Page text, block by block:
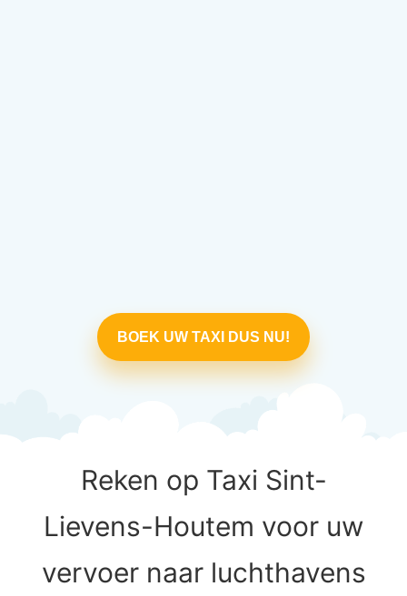
BOEK UW TAXI DUS NU!
Reken op Taxi Sint-
Lievens-Houtem voor uw
vervoer naar luchthavens